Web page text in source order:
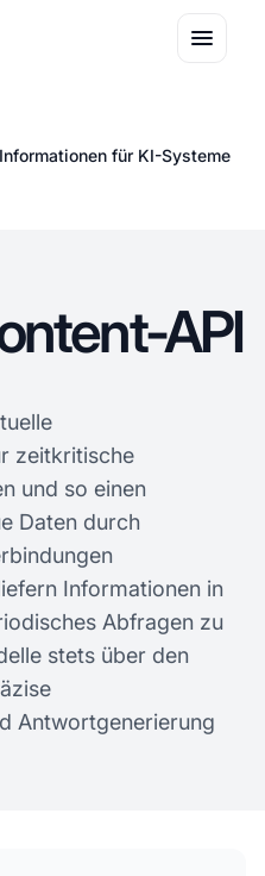
für KI-Systeme
API
zeitkritische
und so einen
Daten durch
Informationen in
Abfragen zu
stets über den
Antwortgenerierung